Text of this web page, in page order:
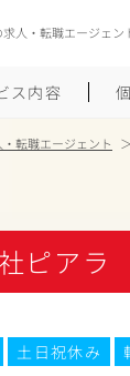
人・転職エージェン
ス内容
履
職
ポ
転職エージェント
ピアラ
土日祝休み